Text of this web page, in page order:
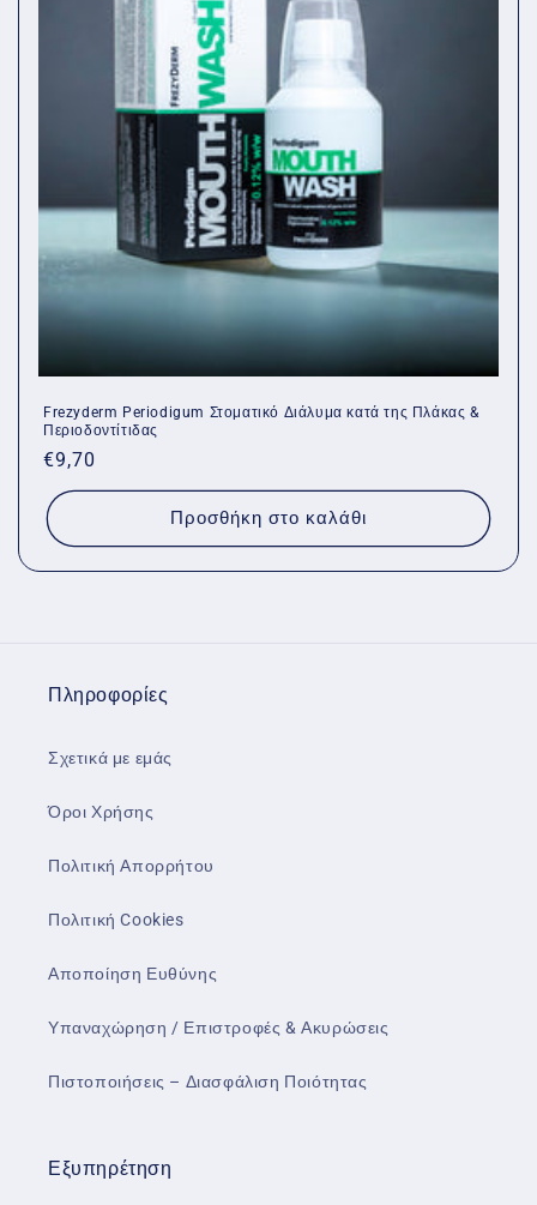
Frezyderm Periodigum Στοματικό Διάλυμα κατά της Πλάκας &
Περιοδοντίτιδας
Κανονική
τιμή
€9,70
Προσθήκη στο καλάθι
Πληροφορίες
Σχετικά με εμάς
Όροι Χρήσης
Πολιτική Απορρήτου
Πολιτική Cookies
Αποποίηση Ευθύνης
Υπαναχώρηση / Επιστροφές & Ακυρώσεις
Πιστοποιήσεις – Διασφάλιση Ποιότητας
Εξυπηρέτηση